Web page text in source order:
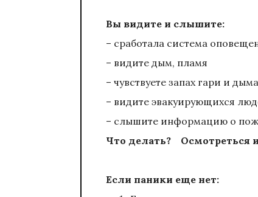
Вы видите и слышите:
– сработала система
– видите дым, пламя
– чувствуете запах гари и дыма
– видите эвакуирующихся
– слышите информацию о
Что делать? Осмотреться
Если паники еще нет: